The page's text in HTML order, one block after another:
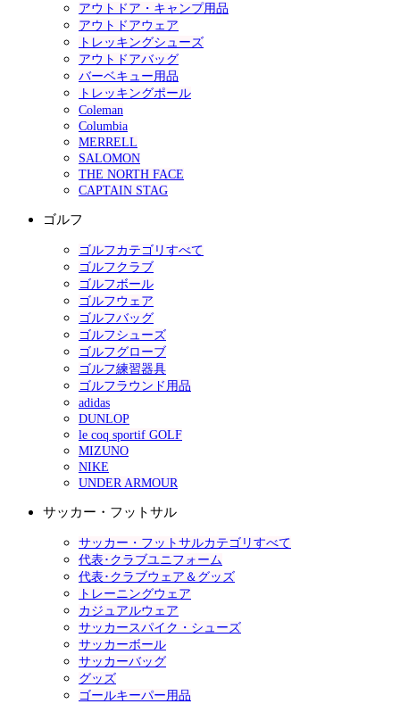
アウトドア・キャンプ用品
アウトドアウェア
トレッキングシューズ
アウトドアバッグ
バーベキュー用品
トレッキングポール
Coleman
Columbia
MERRELL
SALOMON
THE NORTH FACE
CAPTAIN STAG
ゴルフ
ゴルフカテゴリすべて
ゴルフクラブ
ゴルフボール
ゴルフウェア
ゴルフバッグ
ゴルフシューズ
ゴルフグローブ
ゴルフ練習器具
ゴルフラウンド用品
adidas
DUNLOP
le coq sportif GOLF
MIZUNO
NIKE
UNDER ARMOUR
サッカー・フットサル
サッカー・フットサルカテゴリすべて
代表･クラブユニフォーム
代表･クラブウェア＆グッズ
トレーニングウェア
カジュアルウェア
サッカースパイク・シューズ
サッカーボール
サッカーバッグ
グッズ
ゴールキーパー用品